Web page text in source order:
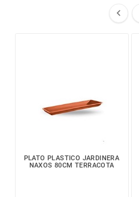

PLATO PLASTICO JARDINERA
NAXOS 80CM TERRACOTA